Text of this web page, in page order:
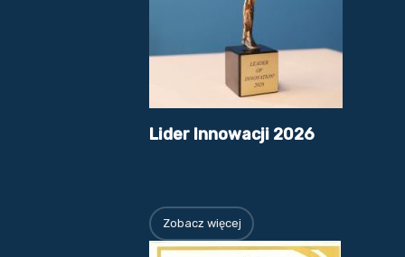
Lider Innowacji 2026
Zobacz więcej